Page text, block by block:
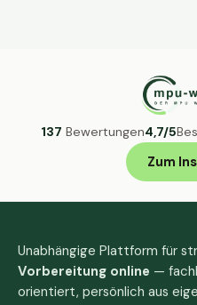
137 Bewertungen4,7/5
Zum
Unabhängige Plattform für
Vorbereitung online —
orientiert, persönlich aus